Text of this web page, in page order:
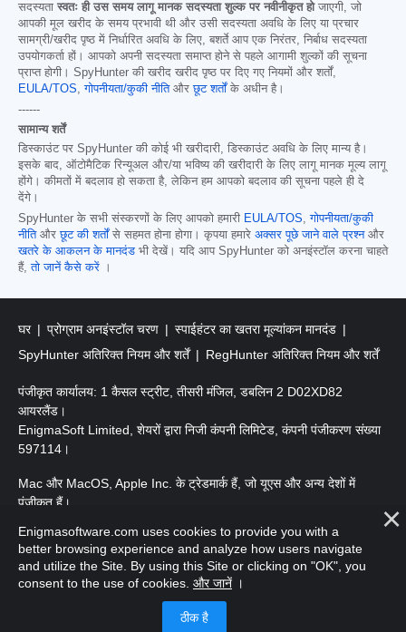
सदस्यता स्वतः ही उस समय लागू मानक सदस्यता शुल्क पर नवीनीकृत होजाएगी, जो
आपकी मूल खरीद के समय प्रभावी थी और उसी सदस्यता अवधि के लिए या प्रचार
सामग्री/खरीद पृष्ठ में निर्धारित अवधि के लिए, बशर्ते आप एक निरंतर, निर्बाध सदस्यता
उपयोगकर्ता हों। आपको अपनी सदस्यता समाप्त होने से पहले आगामी शुल्कों की सूचना
प्राप्त होगी। SpyHunter की खरीद खरीद पृष्ठ पर दिए गए नियमों और शर्तों,
EULA/TOS,गोपनीयता/कुकी नीतिऔरछूट शर्तोंके अधीन है।
------
सामान्य शर्तें
डिस्काउंट पर SpyHunter की कोई भी खरीदारी, डिस्काउंट अवधि के लिए मान्य है।
इसके बाद, ऑटोमैटिक रिन्यूअल और/या भविष्य की खरीदारी के लिए लागू मानक मूल्य लागू
होंगे। कीमतों में बदलाव हो सकता है, लेकिन हम आपको बदलाव की सूचना पहले ही दे
देंगे।
SpyHunter के सभी संस्करणों के लिए आपको हमारी EULA/TOS,गोपनीयता/कुकी
नीतिऔरछूट की शर्तोंसे सहमत होना होगा। कृपया हमारे अक्सर पूछे जाने वाले प्रश्नऔर
खतरे के आकलन के मानदंड भी देखें। यदि आप SpyHunter को अनइंस्टॉल करना चाहते
हैं,तो जानें कैसे करें ।
घर प्रोग्राम अनइंस्टॉल चरण
स्पाईहंटर का खतरा मूल्यांकन मानदंड
SpyHunter अतिरिक्त नियम और शर्तें
RegHunter अतिरिक्त नियम और शर्तें
पंजीकृत कार्यालय: 1 कैसल स्ट्रीट, तीसरी मंजिल, डबलिन 2 D02XD82
आयरलैंड।
EnigmaSoft Limited, शेयरों द्वारा निजी कंपनी लिमिटेड, कंपनी पंजीकरण संख्या
597114।
Mac और MacOS, Apple Inc. के ट्रेडमार्क हैं, जो यूएस और अन्य देशों में
पंजीकृत हैं।
कॉपीराइट 2016-2026। EnigmaSoft Ltd. सर्वाधिकार सुरक्षित।
Enigmasoftware.com uses cookies to provide you with a
better browsing experience and analyze how users navigate
and utilize the Site. By using this Site or clicking on "OK", you
consent to the use of cookies. और जानें ।